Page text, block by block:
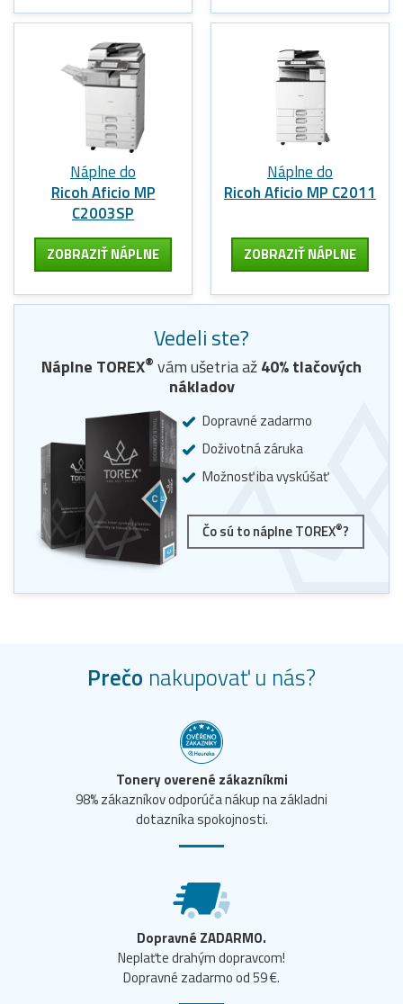
Náplne do
Ricoh Aficio MP
C2003SP
ZOBRAZIŤ NÁPLNE
Náplne do
Ricoh Aficio MP C2011
ZOBRAZIŤ NÁPLNE
Vedeli ste?
Náplne TOREX® vám ušetria až40% tlačových
nákladov
Dopravné zadarmo
Doživotná záruka
Možnosť iba vyskúšať
Čo sú to náplne TOREX®?
Prečo nakupovať u nás?
Tonery overené zákazníkmi
98% zákazníkov odporúča nákup na základni
dotazníka spokojnosti.
Dopravné ZADARMO.
Neplaťte drahým dopravcom!
Dopravné zadarmo od 59 €.